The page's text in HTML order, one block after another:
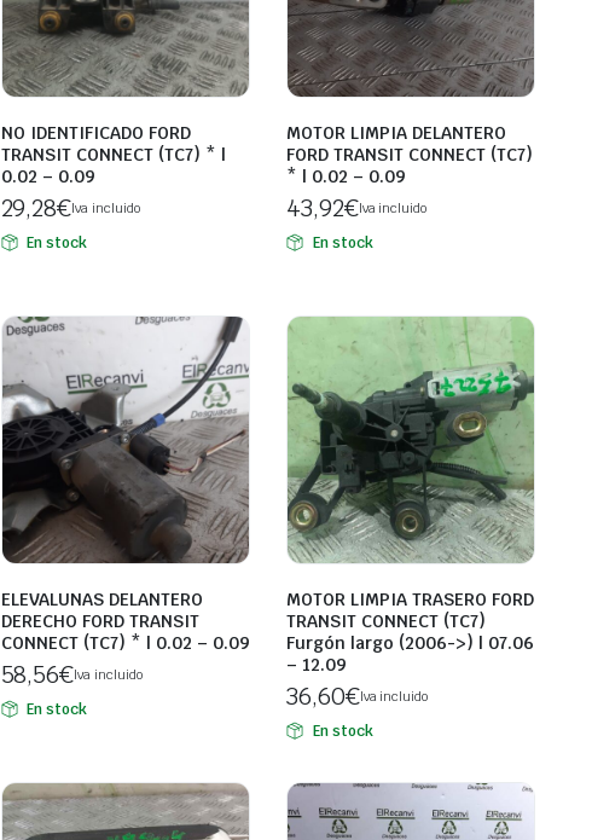
NO IDENTIFICADO FORD
TRANSIT CONNECT (TC7) * |
0.02 – 0.09
29,28€Iva incluido
En stock
MOTOR LIMPIA DELANTERO
FORD TRANSIT CONNECT (TC7)
* | 0.02 – 0.09
43,92€Iva incluido
En stock
ELEVALUNAS DELANTERO
DERECHO FORD TRANSIT
CONNECT (TC7) * | 0.02 – 0.09
58,56€Iva incluido
En stock
MOTOR LIMPIA TRASERO FORD
TRANSIT CONNECT (TC7)
Furgón largo (2006->) | 07.06
– 12.09
36,60€Iva incluido
En stock